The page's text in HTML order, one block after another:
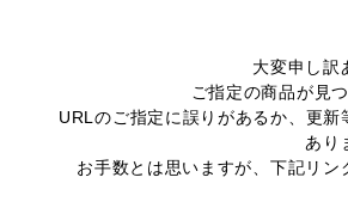
大変申し訳
ご指定の商品が見
URLのご指定に誤りがあるか、更
あり
お手数とは思いますが、下記リン